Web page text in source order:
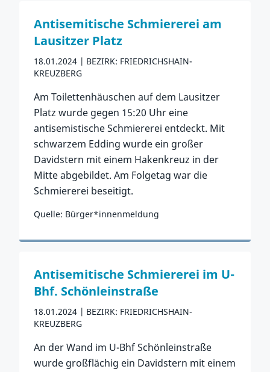
Antisemitische Schmiererei am
Lausitzer Platz
18.01.2024
BEZIRK: FRIEDRICHSHAIN-
KREUZBERG
Am Toilettenhäuschen auf dem Lausitzer
Platz wurde gegen 15:20 Uhr eine
antisemistische Schmiererei entdeckt. Mit
schwarzem Edding wurde ein großer
Davidstern mit einem Hakenkreuz in der
Mitte abgebildet. Am Folgetag war die
Schmiererei beseitigt.
Quelle: Bürger*innenmeldung
Zum Vorfall
Antisemitische Schmiererei im U-
Bhf. Schönleinstraße
18.01.2024
BEZIRK: FRIEDRICHSHAIN-
KREUZBERG
An der Wand im U-Bhf Schönleinstraße
wurde großflächig ein Davidstern mit einem